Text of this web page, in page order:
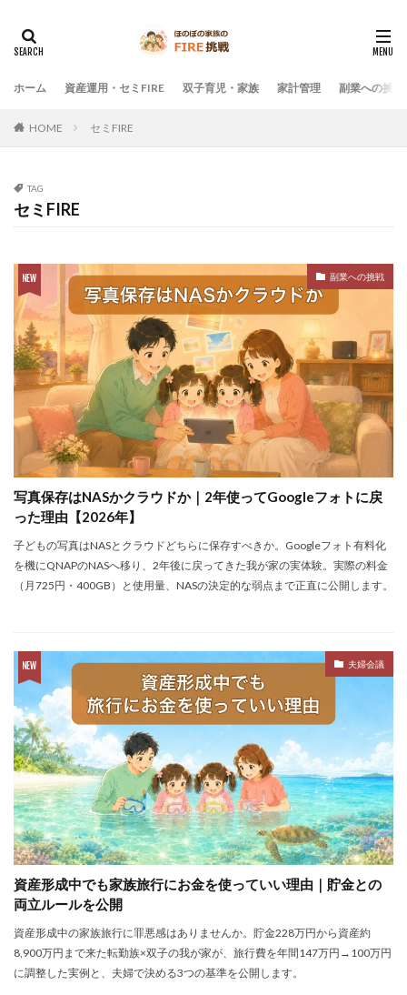
ホーム 資産運用・セミFIRE 双子育児・家族 家計管理 副業への挑戦
HOME セミFIRE
TAG
セミFIRE
副業への挑戦
写真保存はNASかクラウドか｜2年使ってGoogleフォトに戻
った理由【2026年】
子どもの写真はNASとクラウドどちらに保存すべきか。Googleフォト有料化
を機にQNAPのNASへ移り、2年後に戻ってきた我が家の実体験。実際の料金
（月725円・400GB）と使用量、NASの決定的な弱点まで正直に公開します。
夫婦会議
資産形成中でも家族旅行にお金を使っていい理由｜貯金との
両立ルールを公開
資産形成中の家族旅行に罪悪感はありませんか。貯金228万円から資産約
8,900万円まで来た転勤族×双子の我が家が、旅行費を年間147万円→100万円
に調整した実例と、夫婦で決める3つの基準を公開します。